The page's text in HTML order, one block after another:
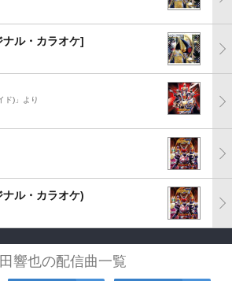
ル・カラオケ]
ド)」より
ル・カラオケ)
響也の配信曲一覧